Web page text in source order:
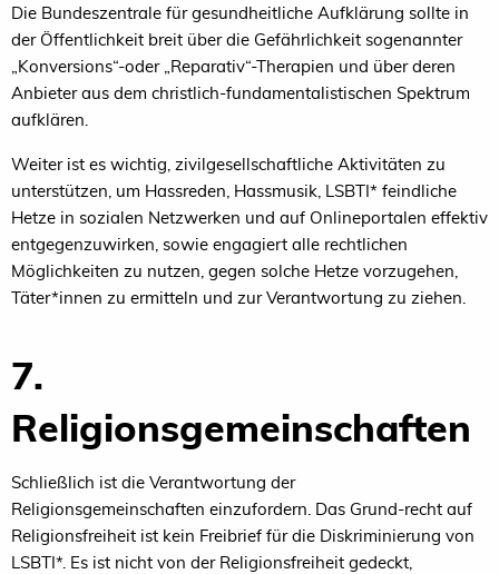
Die Bundeszentrale für gesundheitliche Aufklärung sollte in
der Öffentlichkeit breit über die Gefährlichkeit sogenannter
„Konversions“-oder „Reparativ“-Therapien und über deren
Anbieter aus dem christlich-fundamentalistischen Spektrum
aufklären.
Weiter ist es wichtig, zivilgesellschaftliche Aktivitäten zu
unterstützen, um Hassreden, Hassmusik, LSBTI* feindliche
Hetze in sozialen Netzwerken und auf Onlineportalen effektiv
entgegenzuwirken, sowie engagiert alle rechtlichen
Möglichkeiten zu nutzen, gegen solche Hetze vorzugehen,
Täter*innen zu ermitteln und zur Verantwortung zu ziehen.
7.
Religionsgemeinschaften
Schließlich ist die Verantwortung der
Religionsgemeinschaften einzufordern. Das Grund-recht auf
Religionsfreiheit ist kein Freibrief für die Diskriminierung von
LSBTI*. Es ist nicht von der Religionsfreiheit gedeckt,